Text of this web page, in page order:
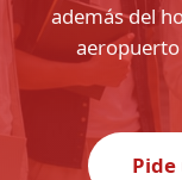
además del
aeropuerto